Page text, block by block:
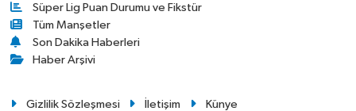
Süper Lig Puan Durumu ve Fikstür
Tüm Manşetler
Son Dakika Haberleri
Haber Arşivi
Gizlilik Sözleşmesi İletişim Künye